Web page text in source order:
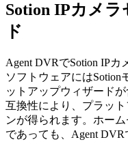
Sotion IPカメ
ド
Agent DVRでSotion IP
ソフトウェアには
ットアップウィザード
互換性により、プラッ
ンが得られます。ホー
であっても、Agent